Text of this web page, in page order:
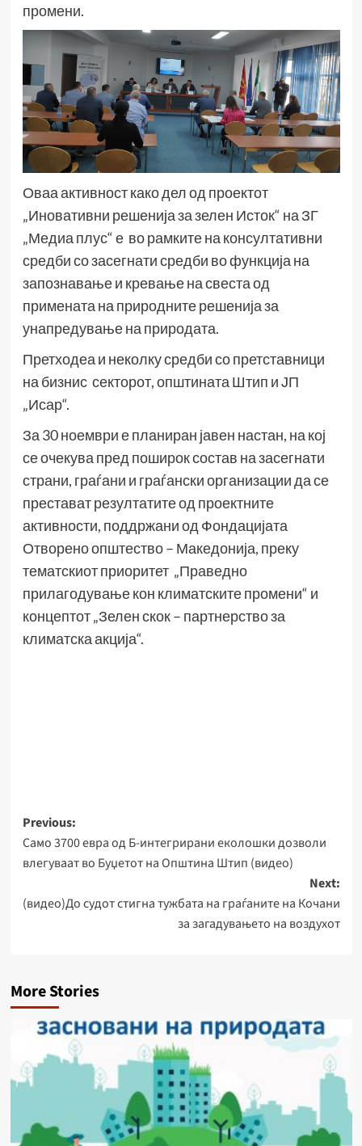
промени.
Оваа активност како дел од проектот
„Иновативни решенија за зелен Исток“ на ЗГ
„Медиа плус“ е во рамките на консултативни
средби со засегнати средби во функција на
запознавање и кревање на свеста од
примената на природните решенија за
унапредување на природата.
Претходеа и неколку средби со претставници
на бизнис секторот, општината Штип и ЈП
„Исар“.
За 30 ноември е планиран јавен настан, на кој
се очекува пред поширок состав на засегнати
страни, граѓани и граѓански организации да се
престават резултатите од проектните
активности, поддржани од Фондацијата
Отворено општество – Македонија, преку
тематскиот приоритет „Праведно
прилагодување кон климатските промени“ и
концептот „Зелен скок – партнерство за
климатска акција“.
Post
navigation
Previous:
Само 3700 евра од Б-интегрирани еколошки дозволи
влегуваат во Буџетот на Општина Штип (видео)
Next:
(видео)До судот стигна тужбата на граѓаните на Кочани
за загадувањето на воздухот
More Stories